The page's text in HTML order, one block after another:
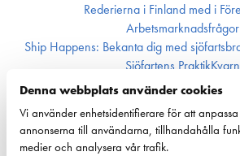
Denna webbplats använder cookies
Vi använder enhetsidentifierare för att
annonserna till användarna, tillhandahålla
medier och analysera vår trafik.
Rederierna i Finland med i
Arbetsmarknadsfrågor
Ship Happens: Bekanta dig med
Sjöfartens PraktikKvarn
Digitalisering och
Situationen för